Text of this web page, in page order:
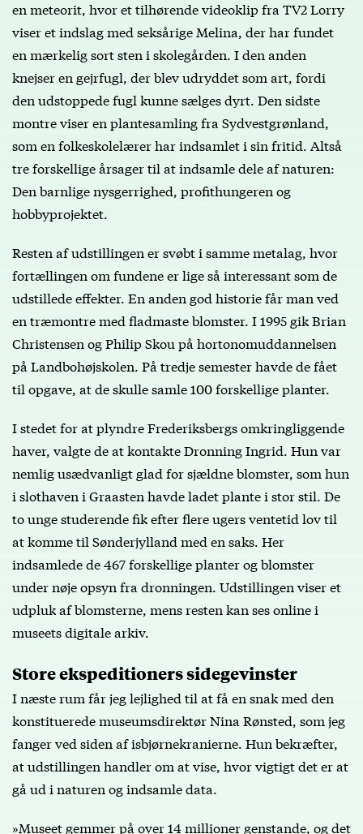
en meteorit, hvor et tilhørende videoklip fra TV2 Lorry
viser et indslag med seksårige Melina, der har fundet
en mærkelig sort sten i skolegården. I den anden
knejser en gejrfugl, der blev udryddet som art, fordi
den udstoppede fugl kunne sælges dyrt. Den sidste
montre viser en plantesamling fra Sydvestgrønland,
som en folkeskolelærer har indsamlet i sin fritid. Altså
tre forskellige årsager til at indsamle dele af naturen:
Den barnlige nysgerrighed, profithungeren og
hobbyprojektet.
Resten af udstillingen er svøbt i samme metalag, hvor
fortællingen om fundene er lige så interessant som de
udstillede effekter. En anden god historie får man ved
en træmontre med fladmaste blomster. I 1995 gik Brian
Christensen og Philip Skou på hortonomuddannelsen
på Landbohøjskolen. På tredje semester havde de fået
til opgave, at de skulle samle 100 forskellige planter.
I stedet for at plyndre Frederiksbergs omkringliggende
haver, valgte de at kontakte Dronning Ingrid. Hun var
nemlig usædvanligt glad for sjældne blomster, som hun
i slothaven i Graasten havde ladet plante i stor stil. De
to unge studerende fik efter flere ugers ventetid lov til
at komme til Sønderjylland med en saks. Her
indsamlede de 467 forskellige planter og blomster
under nøje opsyn fra dronningen. Udstillingen viser et
udpluk af blomsterne, mens resten kan ses online i
museets digitale arkiv.
Store ekspeditioners sidegevinster
I næste rum får jeg lejlighed til at få en snak med den
konstituerede museumsdirektør Nina Rønsted, som jeg
fanger ved siden af isbjørnekranierne. Hun bekræfter,
at udstillingen handler om at vise, hvor vigtigt det er at
gå ud i naturen og indsamle data.
»Museet gemmer på over 14 millioner genstande, og det